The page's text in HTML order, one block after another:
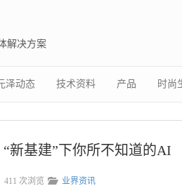
解决方案
泽动态 技术资料 产品 时尚
新基建”下你所不知道的AI
411 次浏览 业界资讯